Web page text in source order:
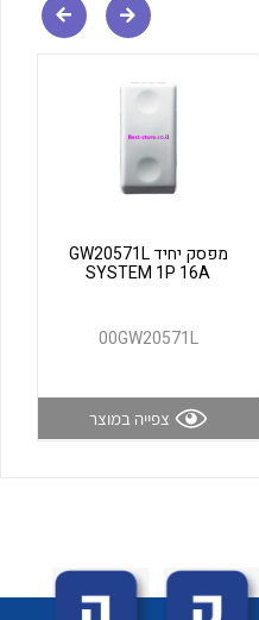
לכל מוצרי היצרן
מפסק יחיד GW20571L
SYSTEM 1P 16A
00GW20571L
צפייה במוצר